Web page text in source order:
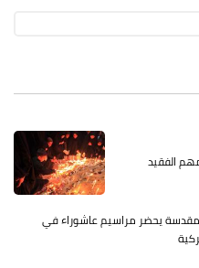
الفقيد
يحضر مراسيم عاشوراء في